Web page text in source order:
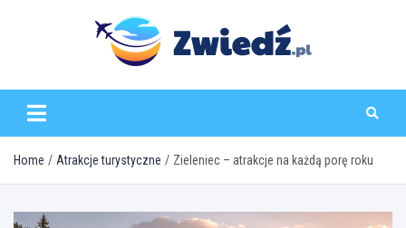
zwiedz.pl
Home Atrakcje turystyczne Zieleniec – atrakcje na każdą porę roku